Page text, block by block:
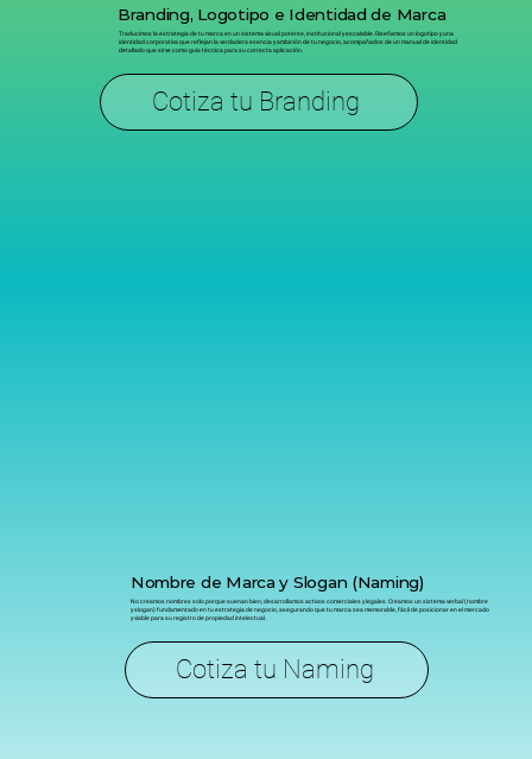
Branding, Logotipo e Identidad de Marca
Traducimos la estrategia de tu marca en un sistema visual potente, institucional y escalable. Diseñamos un logotipo y una
identidad corporativa que reflejan la verdadera esencia y ambición de tu negocio, acompañados de un manual de identidad
detallado que sirve como guía técnica para su correcta aplicación.
Cotiza tu Branding
Nombre de Marca y Slogan (Naming)
No creamos nombres solo porque suenan bien; desarrollamos activos comerciales y legales. Creamos un sistema verbal (nombre
y slogan) fundamentado en tu estrategia de negocio, asegurando que tu marca sea memorable, fácil de posicionar en el mercado
y viable para su registro de propiedad intelectual.
Cotiza tu Naming